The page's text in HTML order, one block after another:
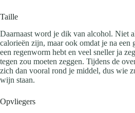
Taille
Daarnaast word je dik van alcohol. Niet
calorieën zijn, maar ook omdat je na een
een regenworm hebt en veel sneller ja
tegen zou moeten zeggen. Tijdens de
zich dan vooral rond je middel, dus wie
wijn staan.
Opvliegers